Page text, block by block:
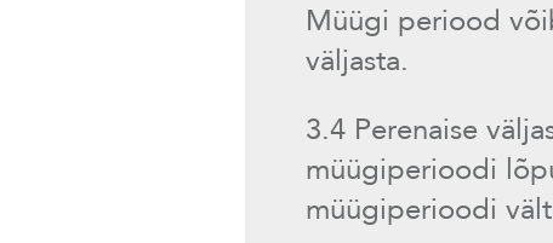
Müügi periood
väljasta.
3.4 Perenaise
müügiperioodi
müügiperioodi